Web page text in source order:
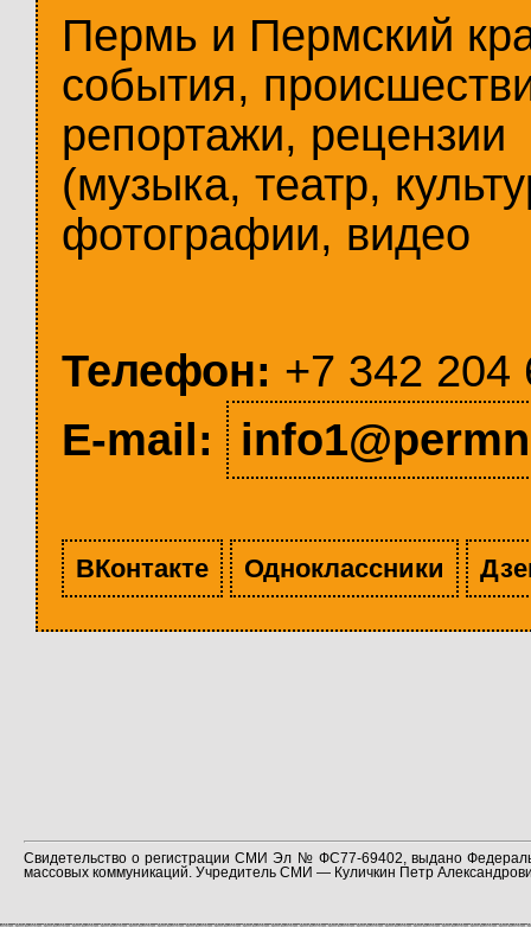
Пермь и Пермский
события,
репортажи, рецензии
(музыка, театр,
фотографии, видео
Телефон: +7 342 204
E-mail:
ВКонтакте Одноклассники
Свидетельство о регистрации СМИ Эл № ФС77-69402, выдано
массовых коммуникаций. Учредитель СМИ — Куличкин Петр